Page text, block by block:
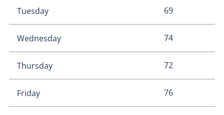
Tuesday 69
Wednesday 74
Thursday 72
Friday 76